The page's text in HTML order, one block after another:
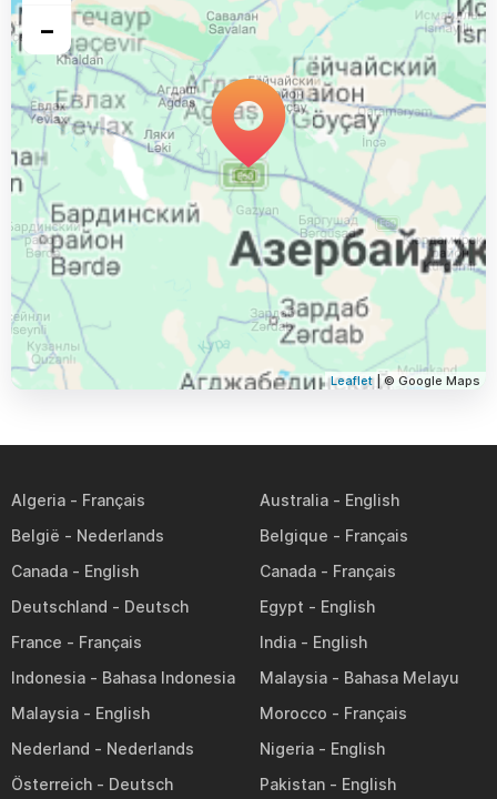
−
Leaflet| © Google Maps
Algeria
Australia
België
Belgique
Canada
Canada
Deutschland
Egypt
France
India
Indonesia
Malaysia
Malaysia
Morocco
Nederland
Nigeria
Österreich
Pakistan